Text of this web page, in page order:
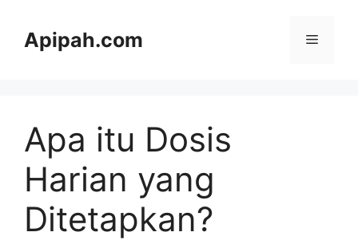
Apipah.com Menu
Apa itu Dosis
Harian yang
Ditetapkan?